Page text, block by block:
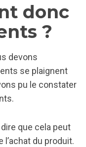
donc
?
devons
se plaignent
pu le constater
que cela peut
du produit.